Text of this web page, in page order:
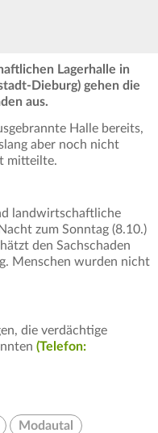
Lagerhalle in
Dieburg) gehen die
aus.
Halle bereits,
aber noch nicht
mitteilte.
landwirtschaftliche
zum Sonntag (8.10.)
den Sachschaden
Menschen wurden nicht
die verdächtige
(Telefon:
Modautal